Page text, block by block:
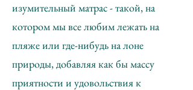
изумительный матрас - такой, на
котором мы все любим лежать на
пляже или где-нибудь на лоне
природы, добавляя как бы массу
приятности и удовольствия к